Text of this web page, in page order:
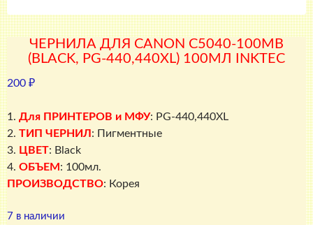
ЧЕРНИЛА ДЛЯ CANON C5040-100MB
(BLACK, PG-440,440XL) 100МЛ INKTEC
200 ₽
1. Для ПРИНТЕРОВ и МФУ: PG-440,440XL
2. ТИП ЧЕРНИЛ : Пигментные
3. ЦВЕТ: Black
4. ОБЪЕМ : 100мл.
ПРОИЗВОДСТВО: Корея
7 в наличии